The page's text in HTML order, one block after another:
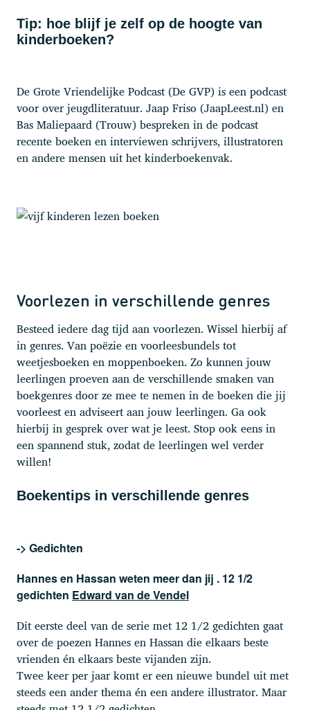
Tip: hoe blijf je zelf op de hoogte van
kinderboeken?
De Grote Vriendelijke Podcast (De GVP) is een podcast
voor over jeugdliteratuur. Jaap Friso (JaapLeest.nl) en
Bas Maliepaard (Trouw) bespreken in de podcast
recente boeken en interviewen schrijvers, illustratoren
en andere mensen uit het kinderboekenvak.
Voorlezen in verschillende genres
Besteed iedere dag tijd aan voorlezen. Wissel hierbij af
in genres. Van poëzie en voorleesbundels tot
weetjesboeken en moppenboeken. Zo kunnen jouw
leerlingen proeven aan de verschillende smaken van
boekgenres door ze mee te nemen in de boeken die jij
voorleest en adviseert aan jouw leerlingen. Ga ook
hierbij in gesprek over wat je leest. Stop ook eens in
een spannend stuk, zodat de leerlingen wel verder
willen!
Boekentips in verschillende genres
-> Gedichten
Hannes en Hassan weten meer dan jij . 12 1/2
gedichten Edward van de Vendel
Dit eerste deel van de serie met 12 1/2 gedichten gaat
over de poezen Hannes en Hassan die elkaars beste
vrienden én elkaars beste vijanden zijn.
Twee keer per jaar komt er een nieuwe bundel uit met
steeds een ander thema én een andere illustrator. Maar